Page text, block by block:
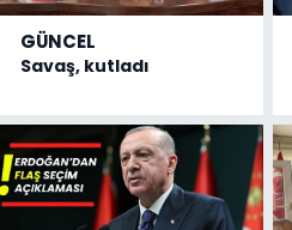
GÜNCEL
Savaş, kutladı